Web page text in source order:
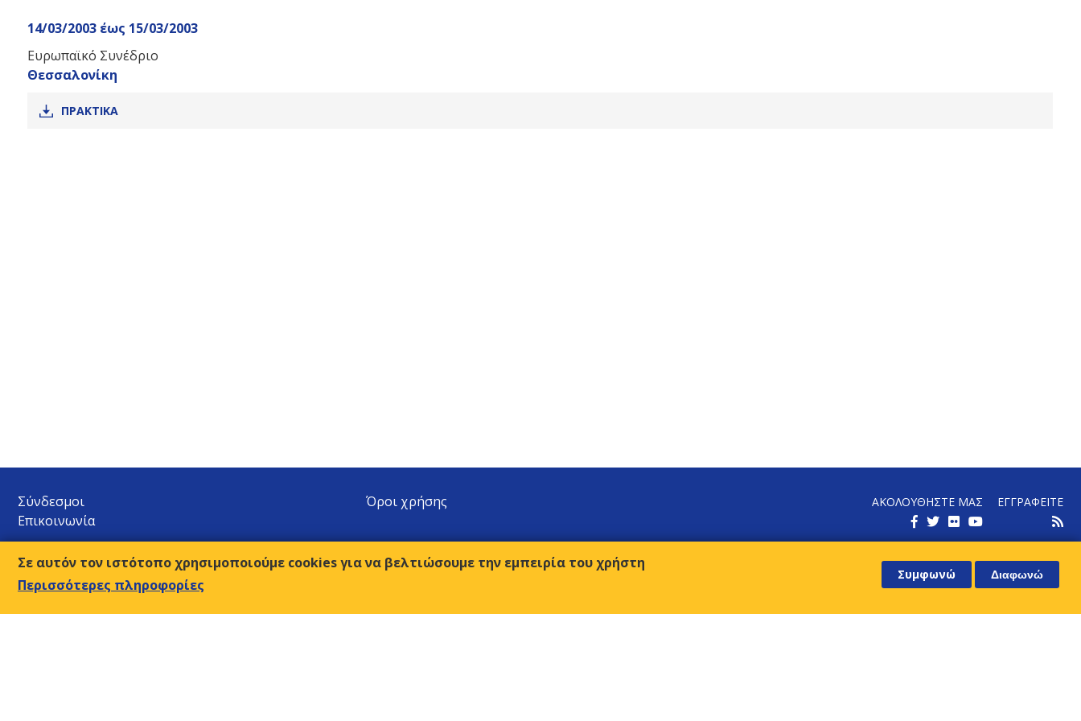
14/03/2003 έως 15/03/2003
Ευρωπαϊκό Συνέδριο
Θεσσαλονίκη
ΠΡΑΚΤΙΚΑ
Σύνδεσμοι
Επικοινωνία
Όροι χρήσης ΑΚΟΛΟΥΘΗΣΤΕ ΜΑΣ ΕΓΓΡΑΦΕΙΤΕ
Αμβρ. Φραντζή 9, 117 43 Αθήνα
Σε αυτόν τον ιστότοπο χρησιμοποιούμε cookies για να βελτιώσουμε την εμπειρία του χρήστη
Περισσότερες πληροφορίες
Συμφωνώ Διαφωνώ